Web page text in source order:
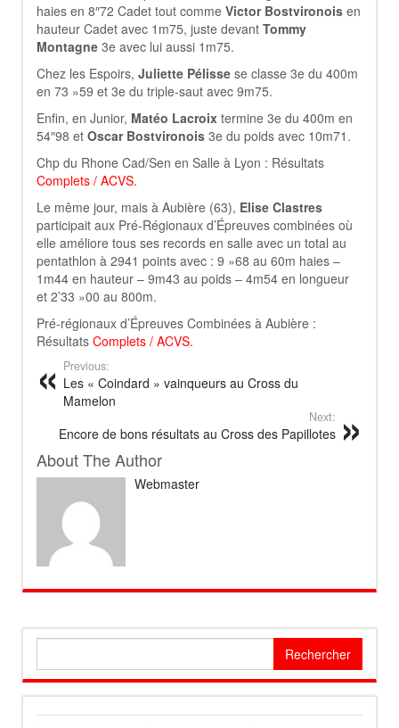
haies en 8″72 Cadet tout comme Victor Bostvironois en
hauteur Cadet avec 1m75, juste devant Tommy
Montagne 3e avec lui aussi 1m75.
Chez les Espoirs, Juliette Pélisse se classe 3e du 400m
en 73 »59 et 3e du triple-saut avec 9m75.
Enfin, en Junior, Matéo Lacroix termine 3e du 400m en
54″98 et Oscar Bostvironois 3e du poids avec 10m71.
Chp du Rhone Cad/Sen en Salle à Lyon : Résultats
Complets / ACVS.
Le même jour, mais à Aubière (63), Elise Clastres
participait aux Pré-Régionaux d’Épreuves combinées où
elle améliore tous ses records en salle avec un total au
pentathlon à 2941 points avec : 9 »68 au 60m haies –
1m44 en hauteur – 9m43 au poids – 4m54 en longueur
et 2’33 »00 au 800m.
Pré-régionaux d’Épreuves Combinées à Aubière :
Résultats Complets / ACVS.
Previous:
Les « Coindard » vainqueurs au Cross du
Mamelon
Next:
Encore de bons résultats au Cross des Papillotes
About The Author
Webmaster